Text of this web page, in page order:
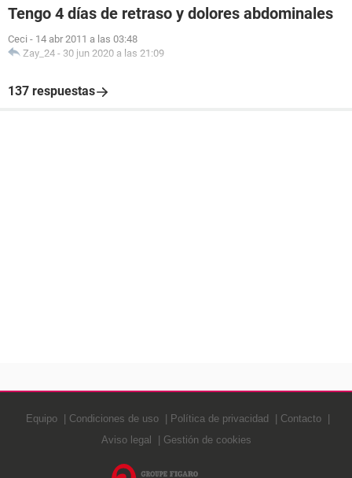
Tengo 4 días de retraso y dolores abdominales
Ceci - 14 abr 2011 a las 03:48
Zay_24 - 30 jun 2020 a las 21:09
137 respuestas
Equipo Condiciones de uso Política de privacidad
Contacto
Aviso legal
Gestión de cookies